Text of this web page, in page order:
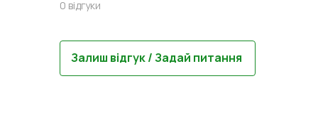
0 відгуки
Залиш відгук / Задай питання